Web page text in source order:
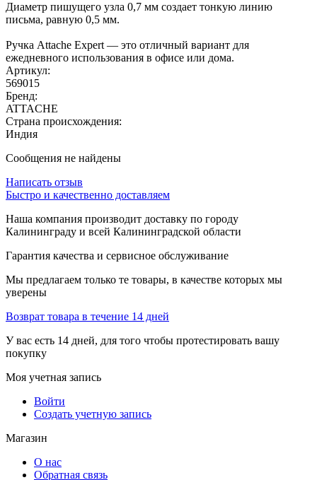
Диаметр пишущего узла 0,7 мм создает тонкую линию
письма, равную 0,5 мм.
Ручка Attache Expert — это отличный вариант для
ежедневного использования в офисе или дома.
Артикул:
569015
Бренд:
ATTACHE
Страна происхождения:
Индия
Сообщения не найдены
Написать отзыв
Быстро и качественно доставляем
Наша компания производит доставку по городу
Калининграду и всей Калининградской области
Гарантия качества и сервисное обслуживание
Мы предлагаем только те товары, в качестве которых мы
уверены
Возврат товара в течение 14 дней
У вас есть 14 дней, для того чтобы протестировать вашу
покупку
Моя учетная запись
Войти
Создать учетную запись
Магазин
О нас
Обратная связь